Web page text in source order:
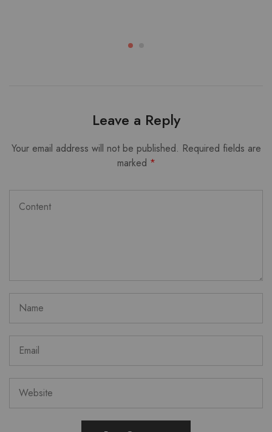
Leave a Reply
Your email address will not be published. Required fields are
marked *